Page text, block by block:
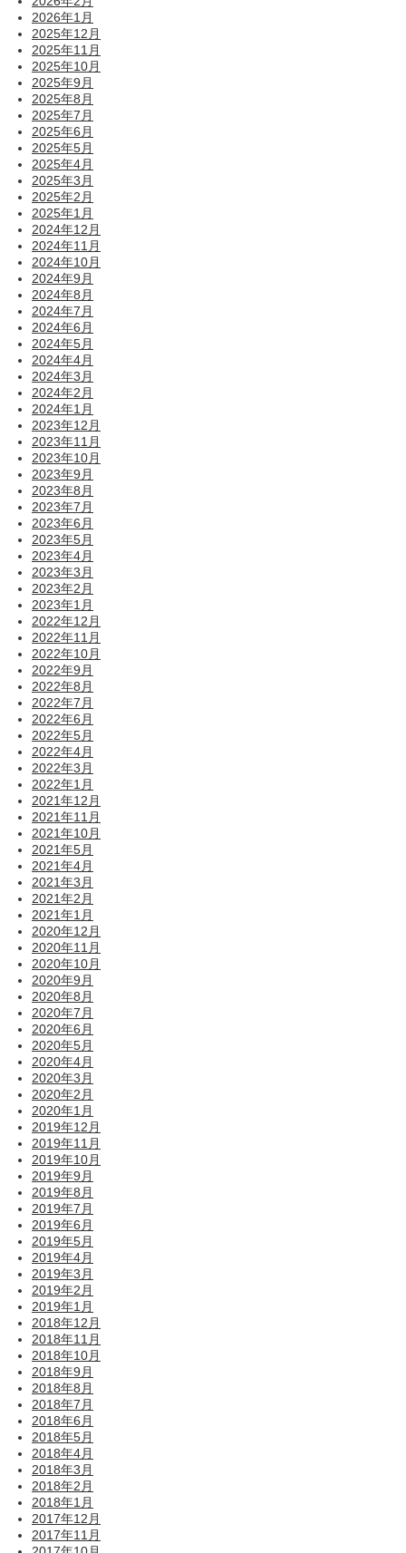
2026年1月
2025年12月
2025年11月
2025年10月
2025年9月
2025年8月
2025年7月
2025年6月
2025年5月
2025年4月
2025年3月
2025年2月
2025年1月
2024年12月
2024年11月
2024年10月
2024年9月
2024年8月
2024年7月
2024年6月
2024年5月
2024年4月
2024年3月
2024年2月
2024年1月
2023年12月
2023年11月
2023年10月
2023年9月
2023年8月
2023年7月
2023年6月
2023年5月
2023年4月
2023年3月
2023年2月
2023年1月
2022年12月
2022年11月
2022年10月
2022年9月
2022年8月
2022年7月
2022年6月
2022年5月
2022年4月
2022年3月
2022年1月
2021年12月
2021年11月
2021年10月
2021年5月
2021年4月
2021年3月
2021年2月
2021年1月
2020年12月
2020年11月
2020年10月
2020年9月
2020年8月
2020年7月
2020年6月
2020年5月
2020年4月
2020年3月
2020年2月
2020年1月
2019年12月
2019年11月
2019年10月
2019年9月
2019年8月
2019年7月
2019年6月
2019年5月
2019年4月
2019年3月
2019年2月
2019年1月
2018年12月
2018年11月
2018年10月
2018年9月
2018年8月
2018年7月
2018年6月
2018年5月
2018年4月
2018年3月
2018年2月
2018年1月
2017年12月
2017年11月